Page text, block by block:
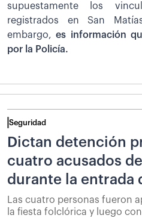
supuestamente los
registrados en San
embargo,es información
por la Policía.
Seguridad
Dictan detención
cuatro acusados
durante la entrada
Las cuatro personas fueron
la fiesta folclórica y luego